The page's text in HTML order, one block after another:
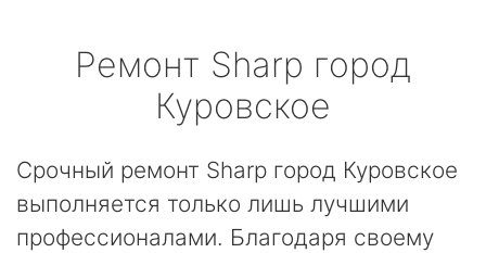
Ремонт Sharp город
Куровское
Срочный ремонт Sharp город Куровское
выполняется только лишь лучшими
профессионалами. Благодаря своему